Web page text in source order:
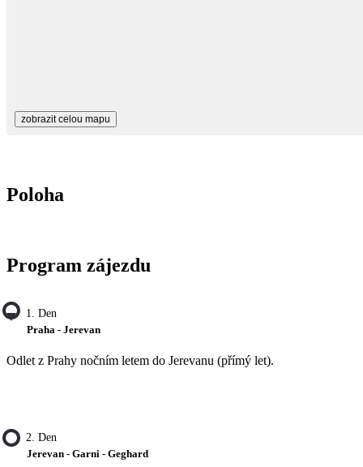
zobrazit celou mapu
Poloha
Program zájezdu
1. Den
Praha - Jerevan
Odlet z Prahy nočním letem do Jerevanu (přímý let).
2. Den
Jerevan - Garni - Geghard